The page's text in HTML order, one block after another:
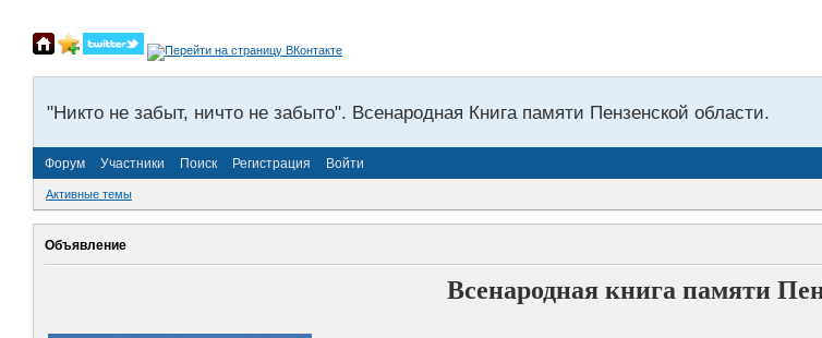
"Никто не забыт, ничто не забыто". Всенародная Книга памяти Пензенской области.
Форум Участники Поиск Регистрация Войти
Активные темы
Объявление
Всенародная книга памяти